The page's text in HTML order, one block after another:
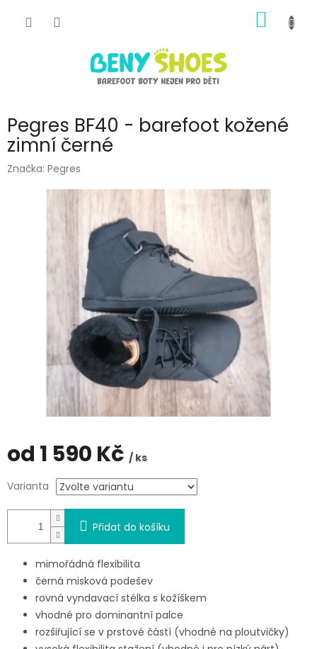
KOŠÍK
Pegres BF40 - barefoot kožené
zimní černé
Značka: Pegres
od 1 590 Kč / ks
cena:
Varianta
Přidat do košíku
mimořádná flexibilita
černá misková podešev
rovná vyndavací stélka s kožíškem
vhodné pro dominantní palce
rozšiřující se v prstové částí (vhodné na ploutvičky)